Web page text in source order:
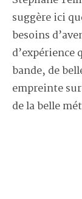
suggère ici
besoins
d’expérience
bande, de
empreinte
de la belle